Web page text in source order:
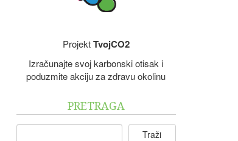
ProjektTvojCO2
Izračunajte svoj karbonski otisak i
poduzmite akciju za zdravu okolinu
PRETRAGA
Traži